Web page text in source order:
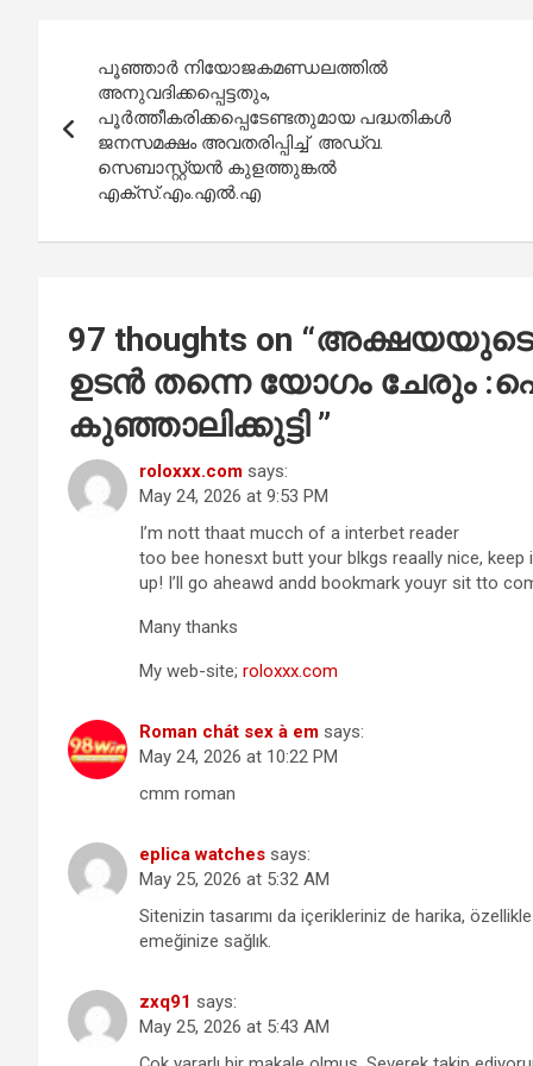
o
o
k
A
p
p
navigation
പൂഞ്ഞാർ നിയോജകമണ്ഡലത്തിൽ
അനുവദിക്കപ്പെട്ടതും,
പൂർത്തീകരിക്കപ്പെടേണ്ടതുമായ പദ്ധതികൾ
ജനസമക്ഷം അവതരിപ്പിച്ച് അഡ്വ.
സെബാസ്റ്റ്യൻ കുളത്തുങ്കൽ
എക്സ്.എം.എൽ.എ
97 thoughts on “അക്ഷയയുടെ
ഉടൻ തന്നെ യോഗം ചേരും :ഐ
കുഞ്ഞാലിക്കുട്ടി ”
roloxxx.com says:
May 24, 2026 at 9:53 PM
I’m nott thaat mucch of a interbet reader
too bee honesxt butt your blkgs reaally nice, keep
up! I’ll go aheawd andd bookmark youyr sit tto
Many thanks
My web-site; roloxxx.com
Roman chát sex à em says:
May 24, 2026 at 10:22 PM
cmm roman
eplica watches says:
May 25, 2026 at 5:32 AM
Sitenizin tasarımı da içerikleriniz de harika,
emeğinize sağlık.
zxq91 says:
May 25, 2026 at 5:43 AM